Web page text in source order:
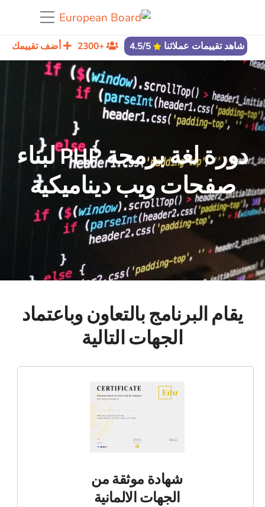
شاهد تقييمات عملائنا +2300 أضف تقييمك
دورة لغة برمجة PHP لبناء
صفحات ويب ديناميكية
يقام البرنامج بالتعاون وباعتماد
الجهات التالية
شهادة موثقة من
الجهات الالمانية